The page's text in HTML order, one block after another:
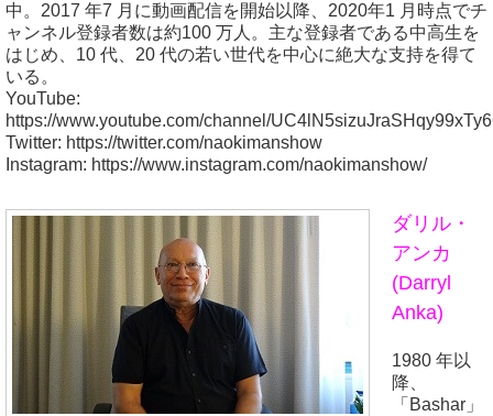
中。2017 年7 月に動画配信を開始以降、2020年1 月時点でチ
ャンネル登録者数は約100 万人。主な登録者である中高生を
はじめ、10 代、20 代の若い世代を中心に絶大な支持を得て
いる。
YouTube:
https://www.youtube.com/channel/
Twitter: https://twitter.com/naokimanshow
Instagram: https://www.instagram.com/naokimanshow/
ダリル・
アンカ
(Darryl
Anka)
1980 年以
降、
「Bashar」